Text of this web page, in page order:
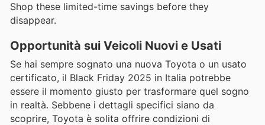
Shop these limited-time savings before they
disappear.
Opportunità sui Veicoli Nuovi e Usati
Se hai sempre sognato una nuova Toyota o un usato
certificato, il Black Friday 2025 in Italia potrebbe
essere il momento giusto per trasformare quel sogno
in realtà. Sebbene i dettagli specifici siano da
scoprire, Toyota è solita offrire condizioni di